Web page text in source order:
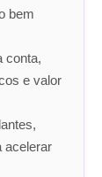
bem
conta,
e valor
acelerar